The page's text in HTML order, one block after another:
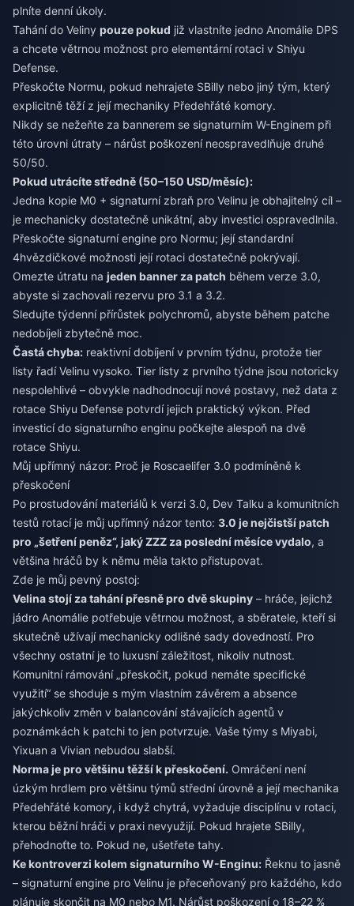
plníte denní úkoly.
Tahání do Veliny pouze pokud již vlastníte jedno Anomálie DPS
a chcete větrnou možnost pro elementární rotaci v Shiyu
Defense.
Přeskočte Normu, pokud nehrajete SBilly nebo jiný tým, který
explicitně těží z její mechaniky Předehřáté komory.
Nikdy se nežeňte za bannerem se signaturním W-Enginem při
této úrovni útraty – nárůst poškození neospravedlňuje druhé
50/50.
Pokud utrácíte středně (50–150 USD/měsíc):
Jedna kopie M0 + signaturní zbraň pro Velinu je obhajitelný cíl –
je mechanicky dostatečně unikátní, aby investici ospravedlnila.
Přeskočte signaturní engine pro Normu; její standardní
4hvězdičkové možnosti její rotaci dostatečně pokrývají.
Omezte útratu na jeden banner za patch během verze 3.0,
abyste si zachovali rezervu pro 3.1 a 3.2.
Sledujte týdenní přírůstek polychromů, abyste během patche
nedobíjeli zbytečně moc.
Častá chyba: reaktivní dobíjení v prvním týdnu, protože tier
listy řadí Velinu vysoko. Tier listy z prvního týdne jsou notoricky
nespolehlivé – obvykle nadhodnocují nové postavy, než data z
rotace Shiyu Defense potvrdí jejich praktický výkon. Před
investicí do signaturního enginu počkejte alespoň na dvě
rotace Shiyu.
Můj upřímný názor: Proč je Roscaelifer 3.0 podmíněně k
přeskočení
Po prostudování materiálů k verzi 3.0, Dev Talku a komunitních
testů rotací je můj upřímný názor tento: 3.0 je nejčistší patch
pro „šetření peněz“, jaký ZZZ za poslední měsíce vydalo, a
většina hráčů by k němu měla takto přistupovat.
Zde je můj pevný postoj:
Velina stojí za tahání přesně pro dvě skupiny – hráče, jejichž
jádro Anomálie potřebuje větrnou možnost, a sběratele, kteří si
skutečně užívají mechanicky odlišné sady dovedností. Pro
všechny ostatní je to luxusní záležitost, nikoliv nutnost.
Komunitní rámování „přeskočit, pokud nemáte specifické
využití“ se shoduje s mým vlastním závěrem a absence
jakýchkoliv změn v balancování stávajících agentů v
poznámkách k patchi to jen potvrzuje. Vaše týmy s Miyabi,
Yixuan a Vivian nebudou slabší.
Norma je pro většinu těžší k přeskočení. Omráčení není
úzkým hrdlem pro většinu týmů střední úrovně a její mechanika
Předehřáté komory, i když chytrá, vyžaduje disciplínu v rotaci,
kterou běžní hráči v praxi nevyužijí. Pokud hrajete SBilly,
přehodnoťte to. Pokud ne, ušetřete tahy.
Ke kontroverzi kolem signaturního W-Enginu: Řeknu to jasně
– signaturní engine pro Velinu je přeceňovaný pro každého, kdo
plánuje skončit na M0 nebo M1. Nárůst poškození o 18–22 %